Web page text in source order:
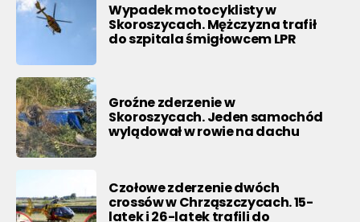
Wypadek motocyklisty w
Skoroszycach. Mężczyzna trafił
do szpitala śmigłowcem LPR
Groźne zderzenie w
Skoroszycach. Jeden samochód
wylądował w rowie na dachu
Czołowe zderzenie dwóch
crossów w Chrząszczycach. 15-
latek i 26-latek trafili do